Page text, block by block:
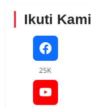
Ikuti Kami
25K